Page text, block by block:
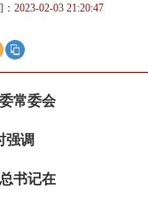
2023-02-03 21:20:47
常委会
强调
书记在